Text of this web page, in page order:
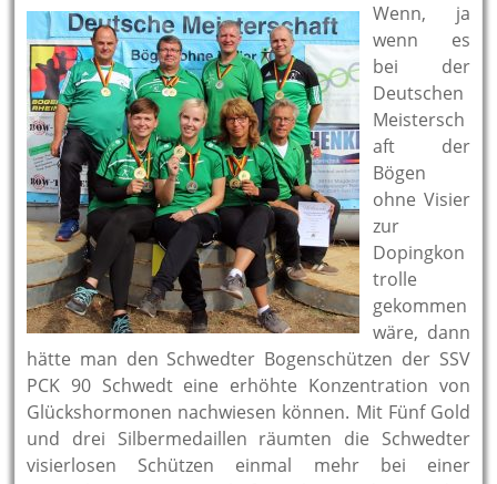
Wenn, ja
wenn es
bei der
Deutschen
Meistersch
aft der
Bögen
ohne Visier
zur
Dopingkon
trolle
gekommen
wäre, dann
hätte man den Schwedter Bogenschützen der SSV
PCK 90 Schwedt eine erhöhte Konzentration von
Glückshormonen nachwiesen können. Mit Fünf Gold
und drei Silbermedaillen räumten die Schwedter
visierlosen Schützen einmal mehr bei einer